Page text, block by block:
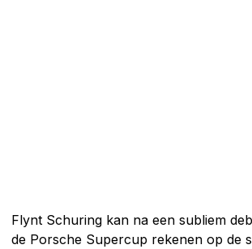
Flynt Schuring kan na een subliem
de Porsche Supercup rekenen op de